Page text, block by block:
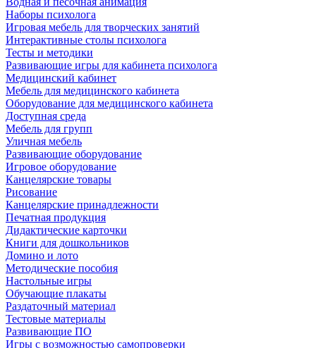
Наборы психолога
Игровая мебель для творческих занятий
Интерактивные столы психолога
Тесты и методики
Развивающие игры для кабинета психолога
Медицинский кабинет
Мебель для медицинского кабинета
Оборудование для медицинского кабинета
Доступная среда
Мебель для групп
Уличная мебель
Развивающие оборудование
Игровое оборудование
Канцелярские товары
Рисование
Канцелярские принадлежности
Печатная продукция
Дидактические карточки
Книги для дошкольников
Домино и лото
Методические пособия
Настольные игры
Обучающие плакаты
Раздаточный материал
Тестовые материалы
Развивающие ПО
Игры с возможностью самопроверки